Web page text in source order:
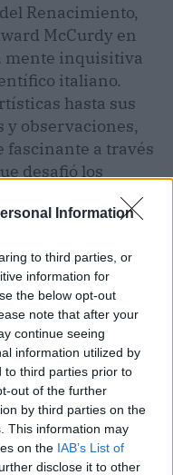
Information
to third parties, or
information for
the below opt-out
note that after your
continue seeing
information utilized by
to third parties prior to
out of the further
by third parties on the
This information may
on the IAB’s List of
disclose it to other
Renacimiento,
McCurdy en
mente inquisitiva
italiano.
hasta sus
y observaciones,
fascinante a través
desafió los